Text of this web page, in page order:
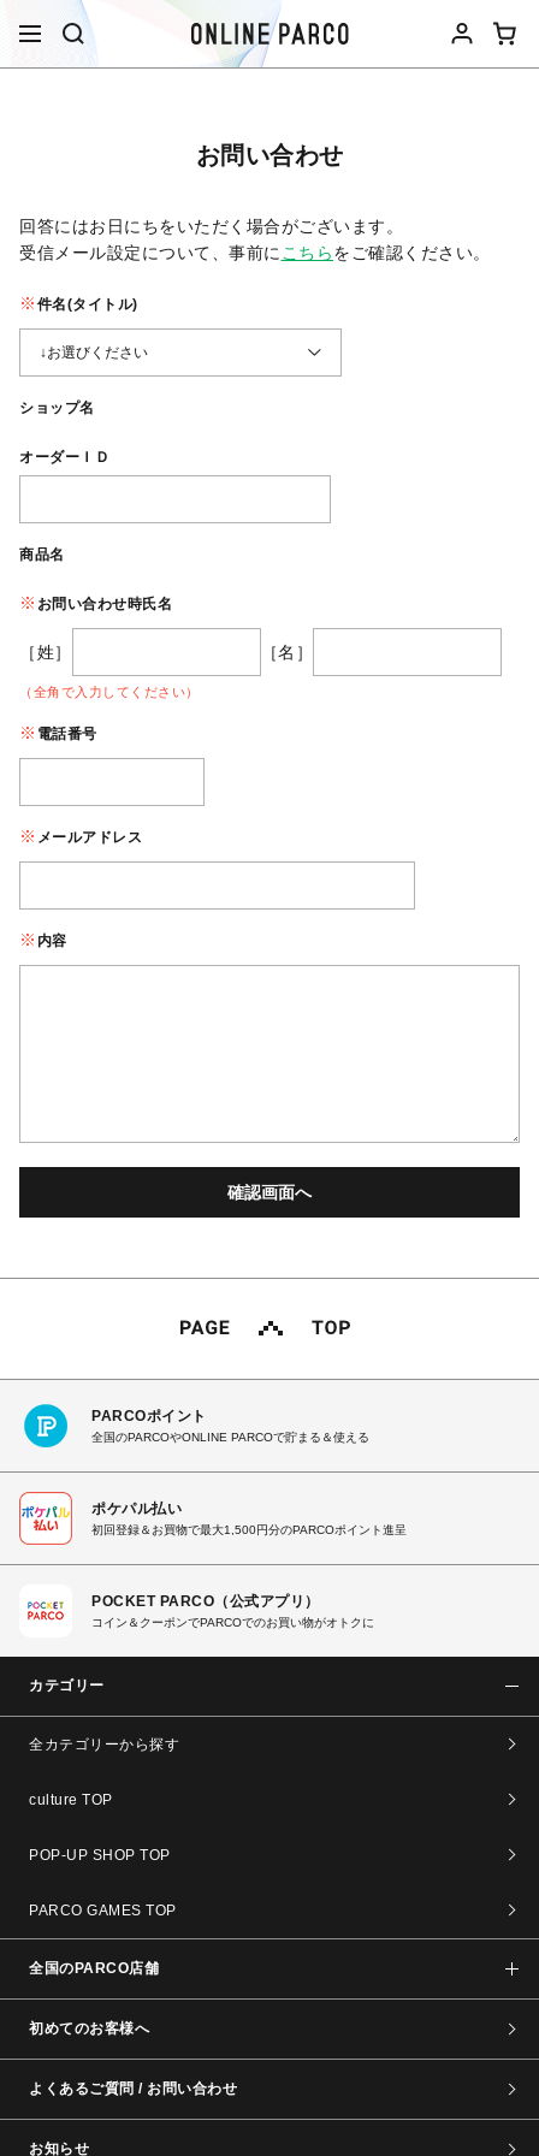
お問い合わせ
回答にはお日にちをいただく場合がございます。
受信メール設定について、事前に こちらをご確認ください。​
件名(タイトル)
ショップ名
オーダーＩＤ
商品名
お問い合わせ時氏名
［姓］ ［名］
（全角で入力してください）
電話番号
メールアドレス
内容
PARCOポイント
全国のPARCOやONLINE PARCOで貯まる＆使える
ポケパル払い
初回登録＆お買物で最大1,500円分のPARCOポイント進呈
POCKET PARCO（公式アプリ）
コイン＆クーポンでPARCOでのお買い物がオトクに
カテゴリー
全カテゴリーから探す
culture TOP
POP-UP SHOP TOP
PARCO GAMES TOP
全国のPARCO店舗
初めてのお客様へ
よくあるご質問 / お問い合わせ
お知らせ